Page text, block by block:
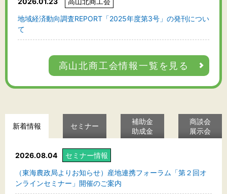
地域経済動向調査REPORT「2025年度第3号」の発刊につい
て
高山北商工会情報一覧を見る
新着情報 セミナー
補助金
助成金
商談会
展示会
2026.08.04
セミナー情報
（東海農政局よりお知らせ）産地連携フォーラム「第２回オ
ンラインセミナー」開催のご案内